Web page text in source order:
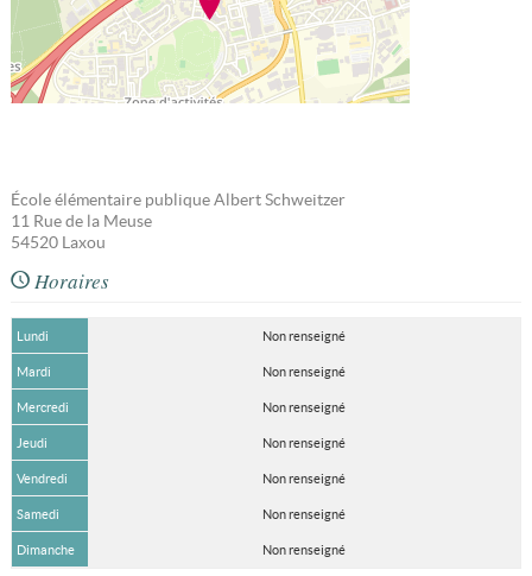
École élémentaire publique Albert Schweitzer
11 Rue de la Meuse
54520 Laxou
Horaires
Lundi Non renseigné
Mardi Non renseigné
Mercredi Non renseigné
Jeudi Non renseigné
Vendredi Non renseigné
Samedi Non renseigné
Dimanche Non renseigné